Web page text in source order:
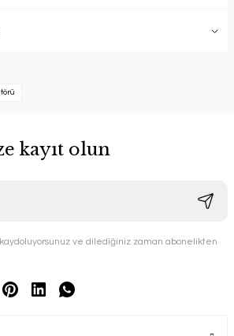
kayıt olun
kaydoluyorsunuz ve dilediğiniz zaman abonelikten